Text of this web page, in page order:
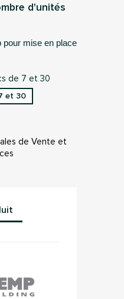
d'unités
pour mise en place
de 7 et 30
et 30
de Vente et